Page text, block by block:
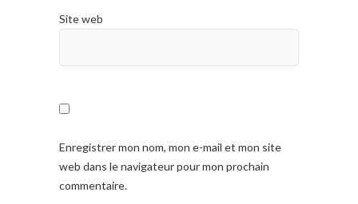
Site web
Enregistrer mon nom, mon e-mail et mon site
web dans le navigateur pour mon prochain
commentaire.